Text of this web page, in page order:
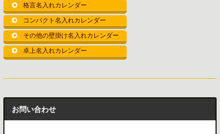
格言名入れカレンダー
コンパクト名入れカレンダー
その他の壁掛け名入れカレンダー
卓上名入れカレンダー
お問い合わせ